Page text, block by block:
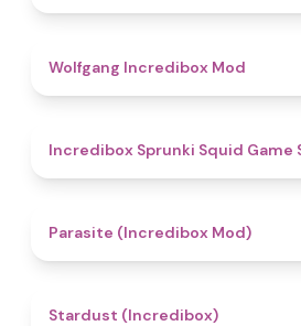
Wolfgang Incredibox Mod
Incredibox Sprunki Squid Game
Parasite (Incredibox Mod)
Stardust (Incredibox)